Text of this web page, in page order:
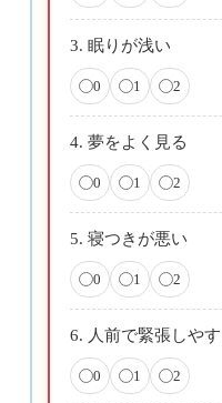
3. 眠りが浅い
0 1 2
4. 夢をよく見る
0 1 2
5. 寝つきが悪い
0 1 2
6. 人前で緊張しや
0 1 2